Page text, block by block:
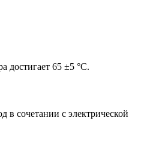
достигает 65 ±5 °C.
в сочетании с электрической